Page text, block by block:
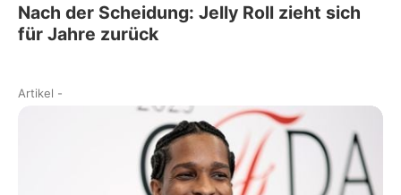
Nach der Scheidung: Jelly Roll zieht sich
für Jahre zurück
Artikel -